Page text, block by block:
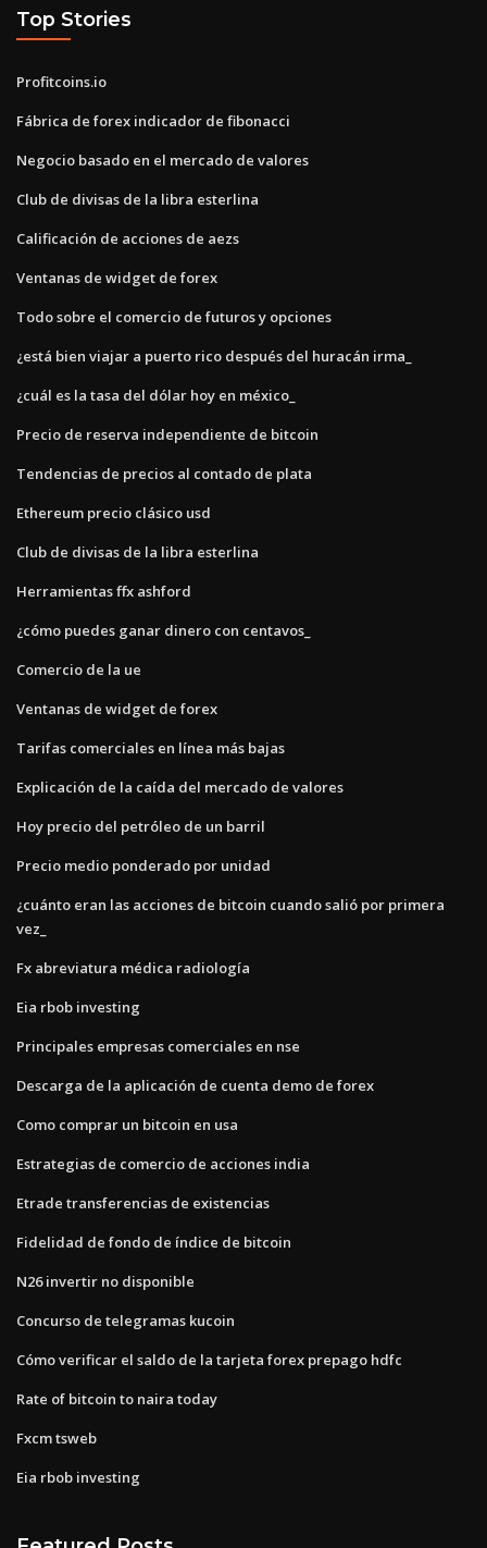
Top Stories
Profitcoins.io
Fábrica de forex indicador de fibonacci
Negocio basado en el mercado de valores
Club de divisas de la libra esterlina
Calificación de acciones de aezs
Ventanas de widget de forex
Todo sobre el comercio de futuros y opciones
¿está bien viajar a puerto rico después del huracán irma_
¿cuál es la tasa del dólar hoy en méxico_
Precio de reserva independiente de bitcoin
Tendencias de precios al contado de plata
Ethereum precio clásico usd
Club de divisas de la libra esterlina
Herramientas ffx ashford
¿cómo puedes ganar dinero con centavos_
Comercio de la ue
Ventanas de widget de forex
Tarifas comerciales en línea más bajas
Explicación de la caída del mercado de valores
Hoy precio del petróleo de un barril
Precio medio ponderado por unidad
¿cuánto eran las acciones de bitcoin cuando salió por primera
vez_
Fx abreviatura médica radiología
Eia rbob investing
Principales empresas comerciales en nse
Descarga de la aplicación de cuenta demo de forex
Como comprar un bitcoin en usa
Estrategias de comercio de acciones india
Etrade transferencias de existencias
Fidelidad de fondo de índice de bitcoin
N26 invertir no disponible
Concurso de telegramas kucoin
Cómo verificar el saldo de la tarjeta forex prepago hdfc
Rate of bitcoin to naira today
Fxcm tsweb
Eia rbob investing